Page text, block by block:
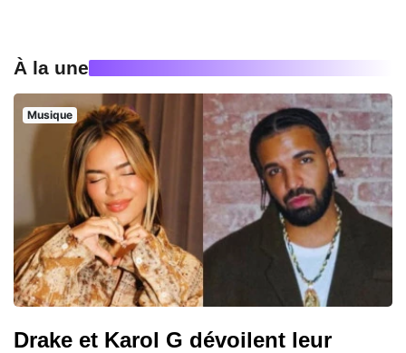
À la une
Musique
Drake et Karol G dévoilent leur